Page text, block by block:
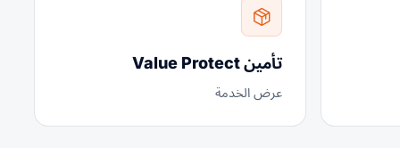
تأمين Value Protect
عرض الخدمة